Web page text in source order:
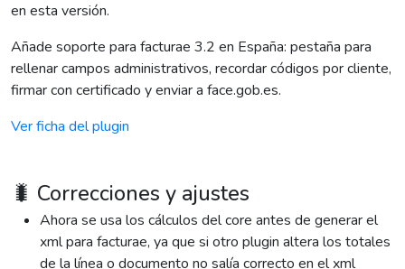
en esta versión.
Añade soporte para facturae 3.2 en España: pestaña para
rellenar campos administrativos, recordar códigos por cliente,
firmar con certificado y enviar a face.gob.es.
Ver ficha del plugin
🐛 Correcciones y ajustes
Ahora se usa los cálculos del core antes de generar el
xml para facturae, ya que si otro plugin altera los totales
de la línea o documento no salía correcto en el xml